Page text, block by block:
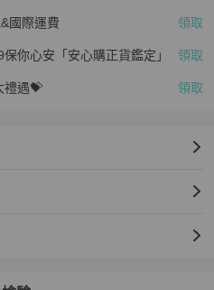
國際運費 領取
你心安「安心購正貨鑑定」 領取
禮遇💝 領取